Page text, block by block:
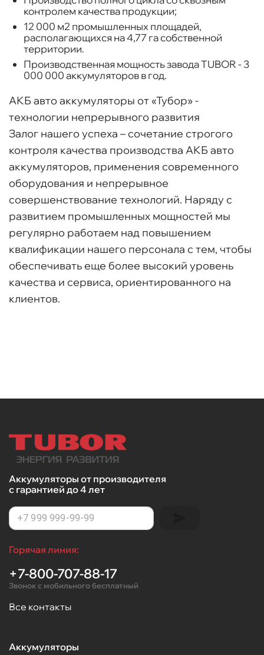
контролем качества продукции;
12 000 м2 промышленных площадей,
располагающихся на 4,77 га собственной
территории.
Производственная мощность завода TUBOR - 3
000 000 аккумуляторов в год.
АКБ авто аккумуляторы от «Тубор» -
технологии непрерывного развития
Залог нашего успеха – сочетание строгого
контроля качества производства АКБ авто
аккумуляторов, применения современного
оборудования и непрерывное
совершенствование технологий. Наряду с
развитием промышленных мощностей мы
регулярно работаем над повышением
квалификации нашего персонала с тем, чтобы
обеспечивать еще более высокий уровень
качества и сервиса, ориентированного на
клиентов.
Аккумуляторы от производителя
с гарантией до 4 лет
Горячая линия:
+7-800-707-88-17
Звонок с мобильного бесплатный
Все контакты
Аккумуляторы